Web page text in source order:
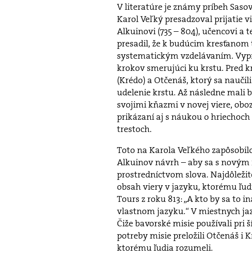
V literatúre je známy príbeh
Karol Veľký presadzoval prijatie
Alkuinovi (735 – 804), učencovi
presadil, že k budúcim
systematickým vzdelávaním.
krokov smerujúci ku krstu. Pred
(Krédo) a Otčenáš, ktorý sa
udelenie krstu. Až následne mali
svojimi kňazmi v novej viere,
prikázaní aj s náukou o
trestoch.
Toto na Karola Veľkého
Alkuinov návrh – aby sa s
prostredníctvom slova.
obsah viery v jazyku, ktorému
Tours z roku 813: „A kto by sa to
vlastnom jazyku.“ V miestnych
Čiže bavorské misie používali pri
potreby misie preložili Otčenáš i
ktorému ľudia rozumeli.